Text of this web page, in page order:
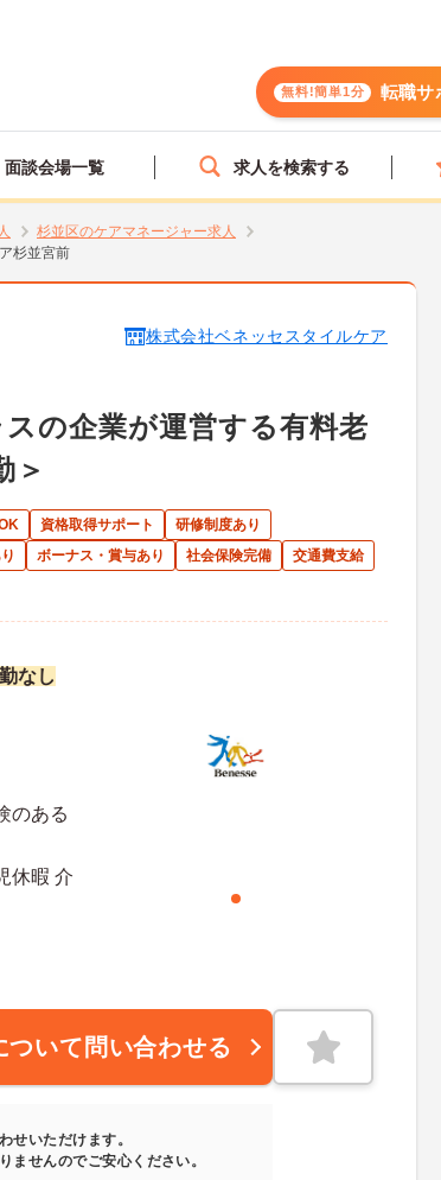
無料!簡単1分 転職サ
面談会場一覧 求人を検索する
杉並区のケアマネージャー求人
杉並宮前
株式会社ベネッセスタイルケア
スの企業が運営する有料老
＞
資格取得サポート
研修制度あり
ボーナス・賞与あり 社会保険完備
交通費支給
なし
のある
休暇 介
ついて問い合わせる
せいただけます。
ませんのでご安心ください。